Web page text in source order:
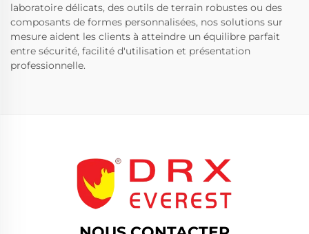
laboratoire délicats, des outils de terrain robustes ou des
composants de formes personnalisées, nos solutions sur
mesure aident les clients à atteindre un équilibre parfait
entre sécurité, facilité d'utilisation et présentation
professionnelle.